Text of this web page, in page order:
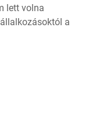
lett volna
a